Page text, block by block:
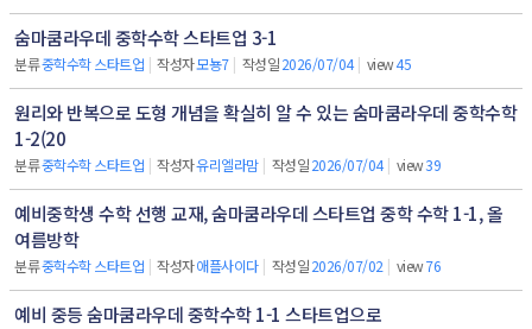
숨마쿰라우데 중학수학 스타트업 3-1
분류중학수학 스타트업 | 작성자모뇽7 | 작성일2026/07/04 | view45
원리와 반복으로 도형 개념을 확실히 알 수 있는 숨마쿰라우데 중학수학
1-2(20
분류중학수학 스타트업 | 작성자유리엘라맘 | 작성일2026/07/04 | view39
예비중학생 수학 선행 교재, 숨마쿰라우데 스타트업 중학 수학 1-1, 올
여름방학
분류중학수학 스타트업 | 작성자애플사이다 | 작성일2026/07/02 | view76
예비 중등 숨마쿰라우데 중학수학 1-1 스타트업으로